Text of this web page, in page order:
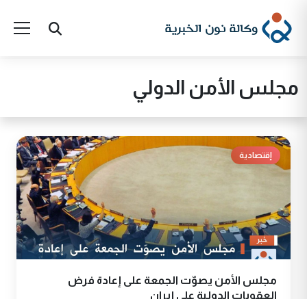
مجلس الأمن الدولي
إقتصادية
مجلس الأمن يصوّت الجمعة على إعادة فرض
العقوبات الدولية على إيران